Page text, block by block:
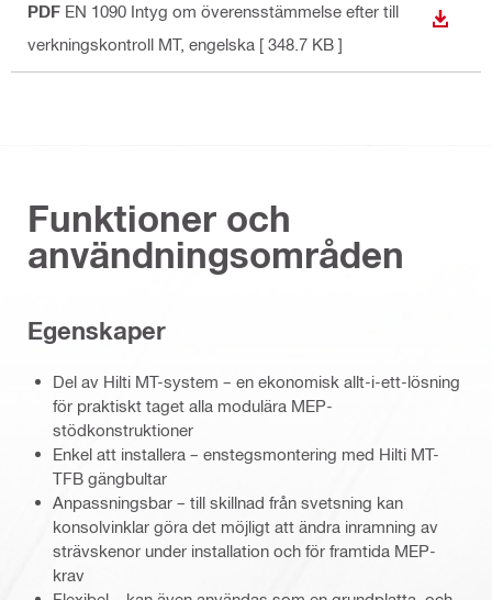
PDF EN 1090 Intyg om överensstämmelse efter till
verkningskontroll MT, engelska [ 348.7 KB ]
LADDA
Funktioner och
användningsområden
Egenskaper
Del av Hilti MT-system – en ekonomisk allt-i-ett-lösning
för praktiskt taget alla modulära MEP-
stödkonstruktioner
Enkel att installera – enstegsmontering med Hilti MT-
TFB gängbultar
Anpassningsbar – till skillnad från svetsning kan
konsolvinklar göra det möjligt att ändra inramning av
strävskenor under installation och för framtida MEP-
krav